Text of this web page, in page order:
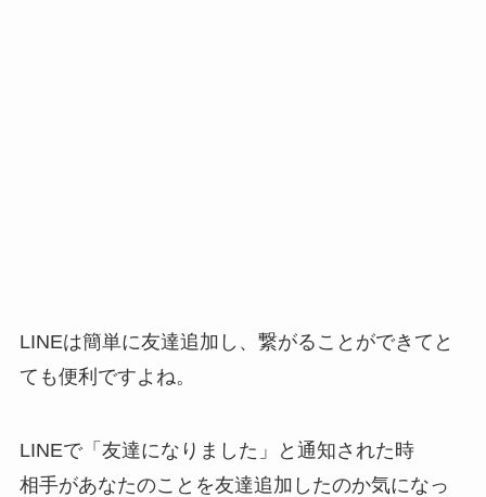
LINEは簡単に友達追加し、繋がることができてと
ても便利ですよね。
LINEで「友達になりました」と通知された時
相手があなたのことを友達追加したのか気になっ